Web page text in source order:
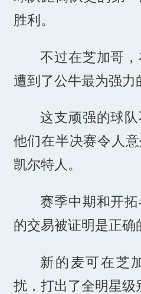
胜利。
不过在芝加哥
遭到了公牛最为强力
这支顽强的球队
他们在半决赛令人
凯尔特人。
赛季中期和开
的交易被证明是正确
新的麦可在芝
扰，打出了全明星级